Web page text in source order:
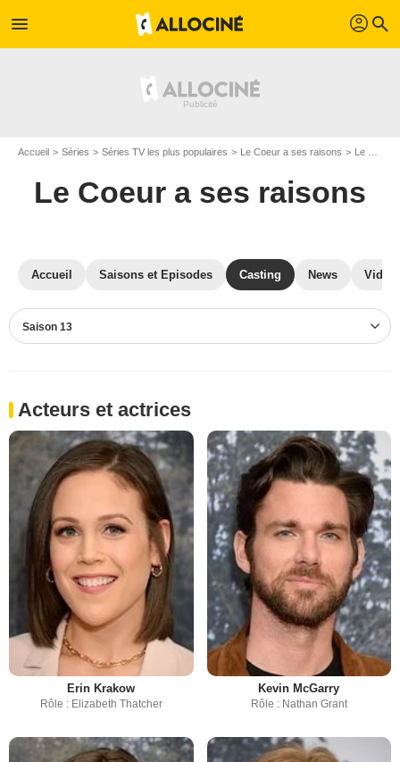
menu profil search
Accueil Séries Séries TV les plus populaires Le Coeur a ses raisons Le Coeur a ses raisons S13
Le Coeur a ses raisons
Accueil Saisons et Episodes Casting News
Saison 13
Acteurs et actrices
Erin Krakow
Rôle : Elizabeth Thatcher
Kevin McGarry
Rôle : Nathan Grant